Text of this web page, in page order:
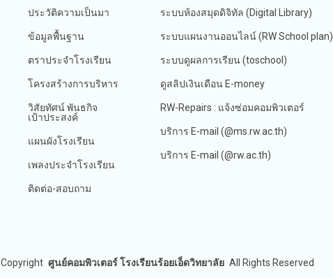
ประวัติความเป็นมา
ข้อมูลพื้นฐาน
ตราประจำโรงเรียน
โครงสร้างการบริหาร
วิสัยทัศน์ พันธกิจ
เป้าประสงค์
แผนผังโรงเรียน
เพลงประจำโรงเรียน
ติดต่อ-สอบถาม
ระบบห้องสมุดดิจิทัล (Digital Library)
ระบบแผนงานออนไลน์ (RW School plan)
ระบบดูผลการเรียน (toschool)
ดูสลิปเงินเดือน E-money
RW-Repairs : แจ้งซ่อมคอมพิวเตอร์
บริการ E-mail (@ms.rw.ac.th)
บริการ E-mail (@rw.ac.th)
Copyright ศูนย์คอมพิวเตอร์ โรงเรียนร้อยเอ็ดวิทยาลัย All Rights Reserved